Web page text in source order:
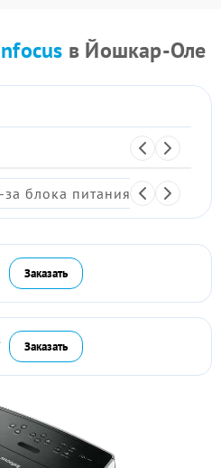
в Йошкар-Оле
блока питания
Заказать
Заказать